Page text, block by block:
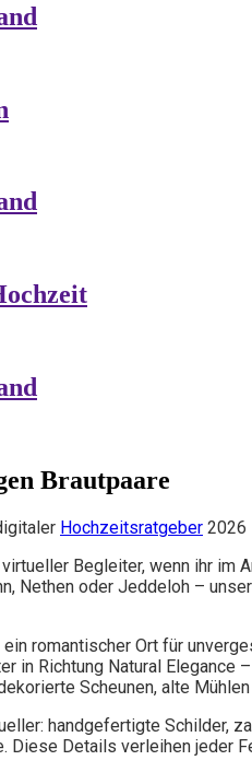
Brautpaare
Hochzeitsratgeber 2026
Begleiter, wenn ihr im
Nethen oder Jeddeloh –
romantischer Ort für
in Richtung Natural Elegance
Scheunen, alte
handgefertigte Schilder,
Diese Details verleihen